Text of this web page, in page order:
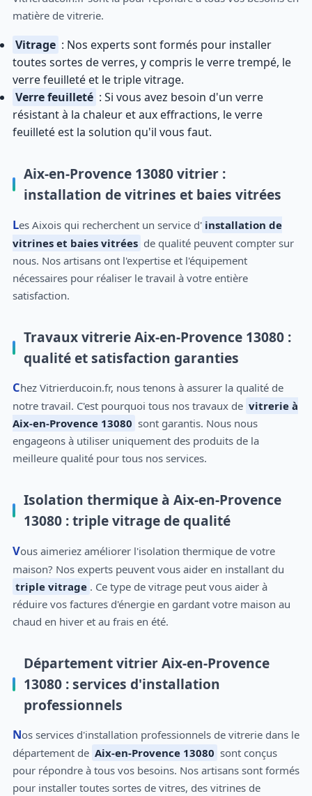
matière de vitrerie.
Vitrage : Nos experts sont formés pour installer
toutes sortes de verres, y compris le verre trempé, le
verre feuilleté et le triple vitrage.
Verre feuilleté : Si vous avez besoin d'un verre
résistant à la chaleur et aux effractions, le verre
feuilleté est la solution qu'il vous faut.
Aix-en-Provence 13080 vitrier :
installation de vitrines et baies vitrées
Les Aixois qui recherchent un service d' installation de
vitrines et baies vitrées de qualité peuvent compter sur
nous. Nos artisans ont l'expertise et l'équipement
nécessaires pour réaliser le travail à votre entière
satisfaction.
Travaux vitrerie Aix-en-Provence 13080 :
qualité et satisfaction garanties
Chez Vitrierducoin.fr, nous tenons à assurer la qualité de
notre travail. C'est pourquoi tous nos travaux de vitrerie à
Aix-en-Provence 13080 sont garantis. Nous nous
engageons à utiliser uniquement des produits de la
meilleure qualité pour tous nos services.
Isolation thermique à Aix-en-Provence
13080 : triple vitrage de qualité
Vous aimeriez améliorer l'isolation thermique de votre
maison? Nos experts peuvent vous aider en installant du
triple vitrage . Ce type de vitrage peut vous aider à
réduire vos factures d'énergie en gardant votre maison au
chaud en hiver et au frais en été.
Département vitrier Aix-en-Provence
13080 : services d'installation
professionnels
Nos services d'installation professionnels de vitrerie dans le
département de Aix-en-Provence 13080 sont conçus
pour répondre à tous vos besoins. Nos artisans sont formés
pour installer toutes sortes de vitres, des vitrines de